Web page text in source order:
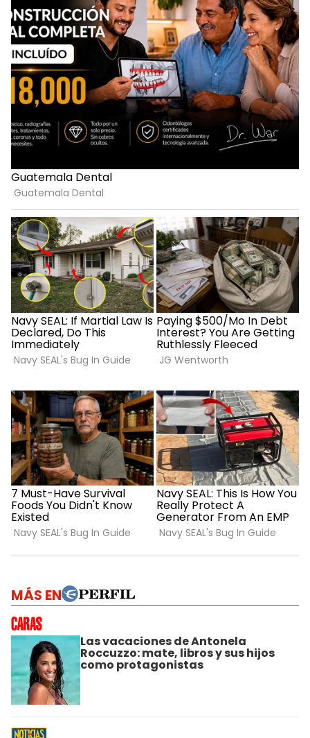
MÁS EN
Las vacaciones de Antonela
Roccuzzo: mate, libros y sus hijos
como protagonistas